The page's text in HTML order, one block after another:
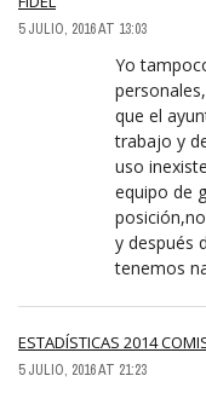
5 JULIO, 2016 AT 13:03
Yo
que el
trabajo y
uso
equipo de
y después
tenemos
ESTADÍSTICAS 2014
5 JULIO, 2016 AT 21:23